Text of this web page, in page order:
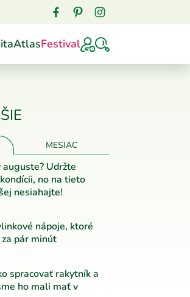
AtlasFestival
MESIAC
auguste? Udržte
no na tieto
nesiahajte!
nápoje, ktoré
pár minút
spracovať rakytník a
ho mali mať v